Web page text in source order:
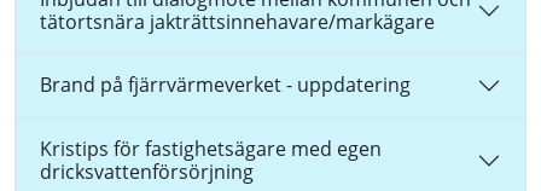
tätortsnära jakträttsinnehavare/markägare
Brand på fjärrvärmeverket - uppdatering
Kristips för fastighetsägare med egen
dricksvattenförsörjning